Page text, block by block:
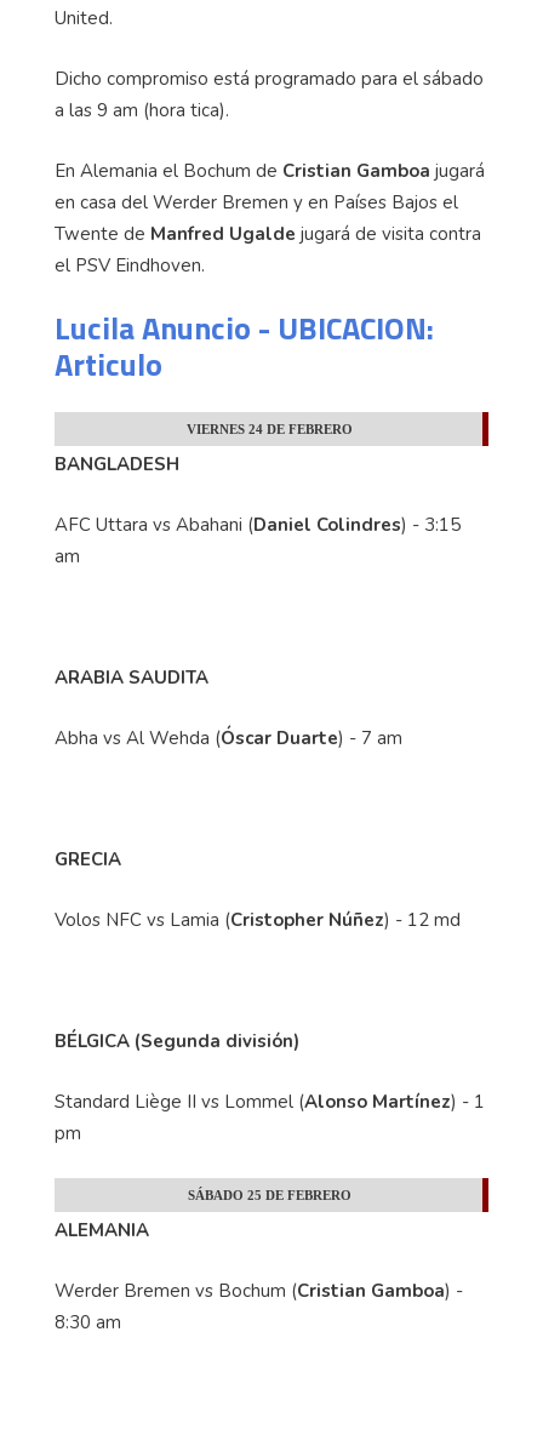
United.
Dicho compromiso está programado para el sábado
a las 9 am (hora tica).
En Alemania el Bochum de Cristian Gamboa jugará
en casa del Werder Bremen y en Países Bajos el
Twente de Manfred Ugalde jugará de visita contra
el PSV Eindhoven.
Lucila Anuncio - UBICACION:
Articulo
VIERNES 24 DE FEBRERO
BANGLADESH
AFC Uttara vs Abahani (Daniel Colindres) - 3:15
am
ARABIA SAUDITA
Abha vs Al Wehda (Óscar Duarte) - 7 am
GRECIA
Volos NFC vs Lamia (Cristopher Núñez) - 12 md
BÉLGICA (Segunda división)
Standard Liège II vs Lommel (Alonso Martínez) - 1
pm
SÁBADO 25 DE FEBRERO
ALEMANIA
Werder Bremen vs Bochum (Cristian Gamboa) -
8:30 am